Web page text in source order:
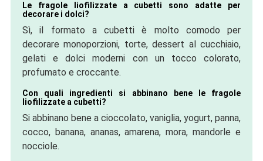
Le fragole liofilizzate a cubetti sono adatte per
decorare i dolci?
Sì, il formato a cubetti è molto comodo per
decorare monoporzioni, torte, dessert al cucchiaio,
gelati e dolci moderni con un tocco colorato,
profumato e croccante.
Con quali ingredienti si abbinano bene le fragole
liofilizzate a cubetti?
Si abbinano bene a cioccolato, vaniglia, yogurt, panna,
cocco, banana, ananas, amarena, mora, mandorle e
nocciole.